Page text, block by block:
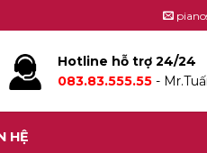
Hotline hỗ trợ 24/24
083.83.555.55-
HỆ